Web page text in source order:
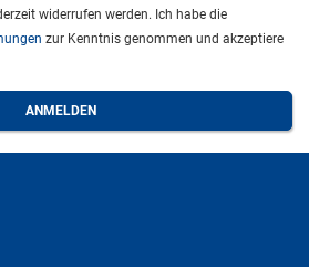
widerrufen werden. Ich habe die
zur Kenntnis genommen und akzeptiere